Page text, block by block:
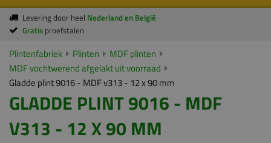
Levering door heel Nederland en België
Gratis proefstalen
Plintenfabriek Plinten
MDF plinten
MDF vochtwerend afgelakt uit voorraad
Gladde plint 9016 - MDF v313 - 12 x 90 mm
GLADDE PLINT 9016 - MDF
V313 - 12 X 90 MM